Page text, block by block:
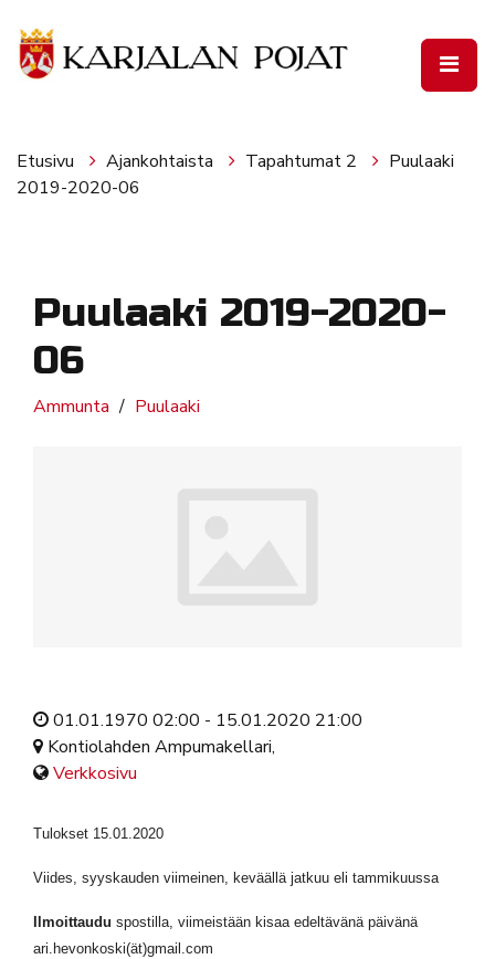
Etusivu Ajankohtaista Tapahtumat 2
Puulaaki
2019-2020-06
Puulaaki 2019-2020-
06
Ammunta Puulaaki
01.01.1970 02:00 - 15.01.2020 21:00
Kontiolahden Ampumakellari,
Verkkosivu
Tulokset 15.01.2020
Viides, syyskauden viimeinen, keväällä jatkuu eli tammikuussa
Ilmoittaudu spostilla, viimeistään kisaa edeltävänä päivänä
ari.hevonkoski(ät)gmail.com